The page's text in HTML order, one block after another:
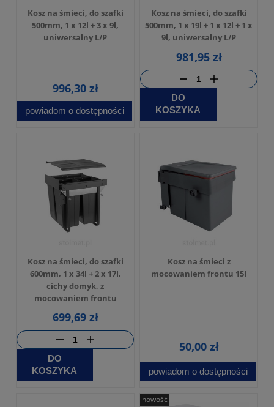
Kosz na śmieci, do szafki
500mm, 1 x 12l + 3 x 9l,
uniwersalny L/P
996,30 zł
powiadom o dostępności
Kosz na śmieci, do szafki
500mm, 1 x 19l + 1 x 12l + 1 x
9l, uniwersalny L/P
981,95 zł
DO
KOSZYKA
Kosz na śmieci, do szafki
600mm, 1 x 34l + 2 x 17l,
cichy domyk, z
mocowaniem frontu
699,69 zł
DO
KOSZYKA
Kosz na śmieci z
mocowaniem frontu 15l
50,00 zł
powiadom o dostępności
nowość